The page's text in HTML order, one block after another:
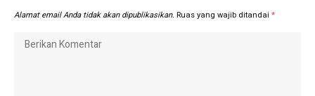
Alamat email Anda tidak akan dipublikasikan. Ruas yang wajib ditandai *